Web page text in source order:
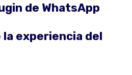
de WhatsApp
experiencia del